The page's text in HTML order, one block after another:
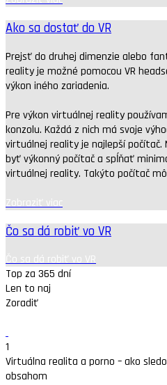
Ako sa dostať do VR
Prejsť do druhej dimenzie alebo
reality je možné pomocou VR
výkon iného zariadenia.
Pre výkon virtuálnej reality
konzolu. Každá z nich má svoje
virtuálnej reality je najlepší počítač.
byť výkonný počítač a spĺňať
virtuálnej reality. Takýto počítač
Zobraziť viac
Čo sa dá robiť vo VR
Čo sa dá robiť vo VR
Top za 365 dní
Len to naj
Zoradiť
1
Virtuálna realita a porno – ako
obsahom